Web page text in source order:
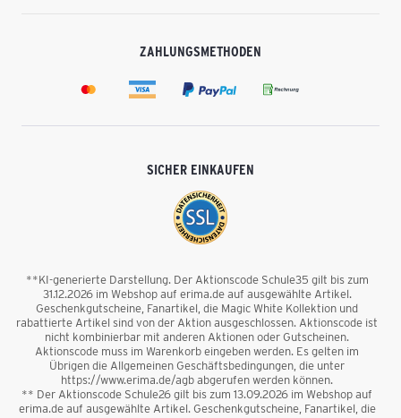
ZAHLUNGSMETHODEN
SICHER EINKAUFEN
**KI-generierte Darstellung. Der Aktionscode Schule35 gilt bis zum
31.12.2026 im Webshop auf erima.de auf ausgewählte Artikel.
Geschenkgutscheine, Fanartikel, die Magic White Kollektion und
rabattierte Artikel sind von der Aktion ausgeschlossen. Aktionscode ist
nicht kombinierbar mit anderen Aktionen oder Gutscheinen.
Aktionscode muss im Warenkorb eingeben werden. Es gelten im
Übrigen die Allgemeinen Geschäftsbedingungen, die unter
https://www.erima.de/agb abgerufen werden können.
** Der Aktionscode Schule26 gilt bis zum 13.09.2026 im Webshop auf
erima.de auf ausgewählte Artikel. Geschenkgutscheine, Fanartikel, die